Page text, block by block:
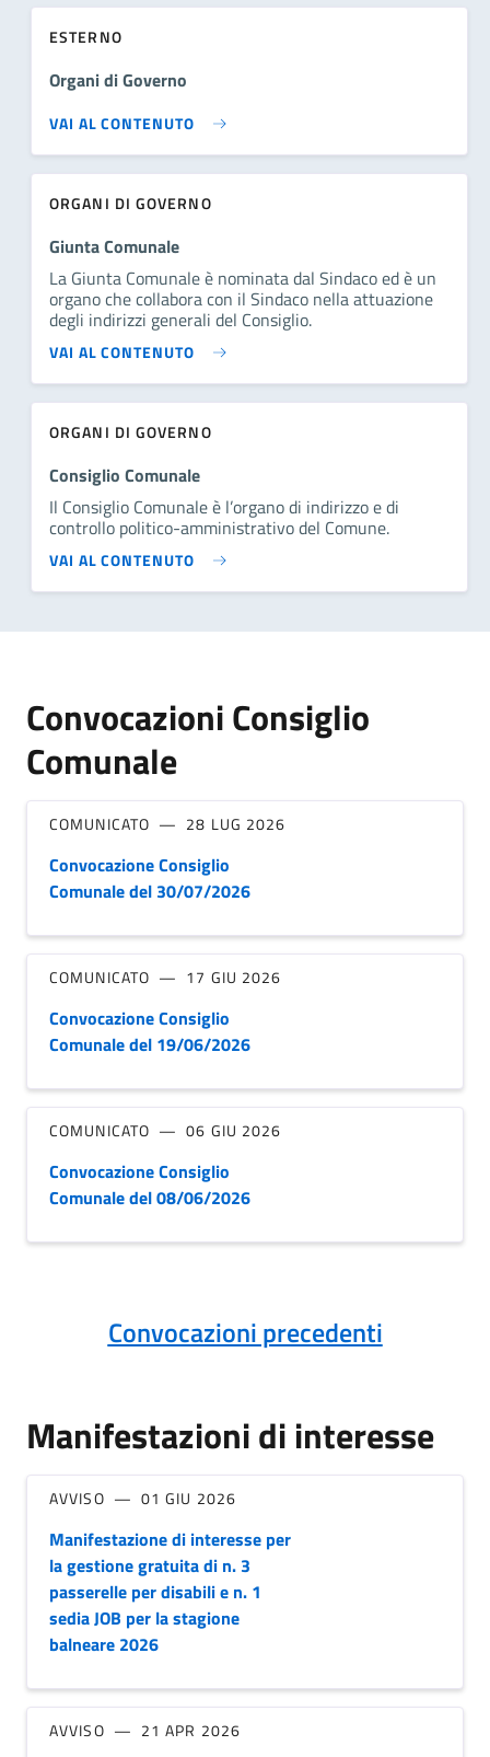
ESTERNO
Organi di Governo
VAI AL CONTENUTO
ORGANI DI GOVERNO
Giunta Comunale
La Giunta Comunale è nominata dal Sindaco ed è un
organo che collabora con il Sindaco nella attuazione
degli indirizzi generali del Consiglio.
VAI AL CONTENUTO
ORGANI DI GOVERNO
Consiglio Comunale
Il Consiglio Comunale è l’organo di indirizzo e di
controllo politico-amministrativo del Comune.
VAI AL CONTENUTO
Convocazioni Consiglio
Comunale
COMUNICATO 28 LUG 2026
Convocazione Consiglio
Comunale del 30/07/2026
COMUNICATO 17 GIU 2026
Convocazione Consiglio
Comunale del 19/06/2026
COMUNICATO 06 GIU 2026
Convocazione Consiglio
Comunale del 08/06/2026
Convocazioni precedenti
Manifestazioni di interesse
AVVISO 01 GIU 2026
Manifestazione di interesse per
la gestione gratuita di n. 3
passerelle per disabili e n. 1
sedia JOB per la stagione
balneare 2026
AVVISO 21 APR 2026